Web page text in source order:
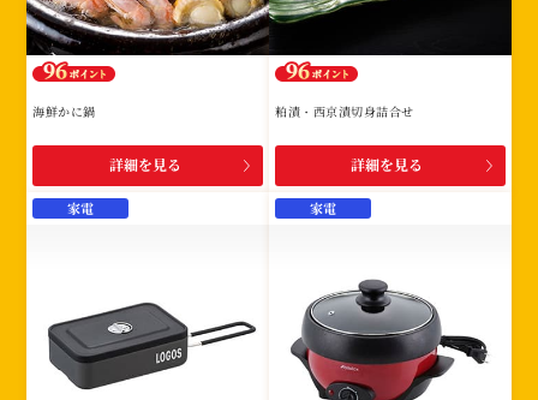
海鮮かに鍋
詳細を見る
粕漬・西京漬切身詰合せ
詳細を見る
家電 家電